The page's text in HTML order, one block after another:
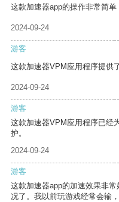
这款加速器app的操作非常简单
2024-09-24
游客
这款加速器VPM应用程序提供
2024-09-24
游客
这款加速器VPM应用程序已经
护。
2024-09-24
游客
这款加速器app的加速效果非
况了。我以前玩游戏经常会输